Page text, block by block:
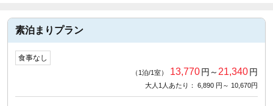
素泊まりプラン
食事なし
（1泊/1室） 13,770円～ 21,340円
大人1人あたり： 6,890 円～ 10,670円